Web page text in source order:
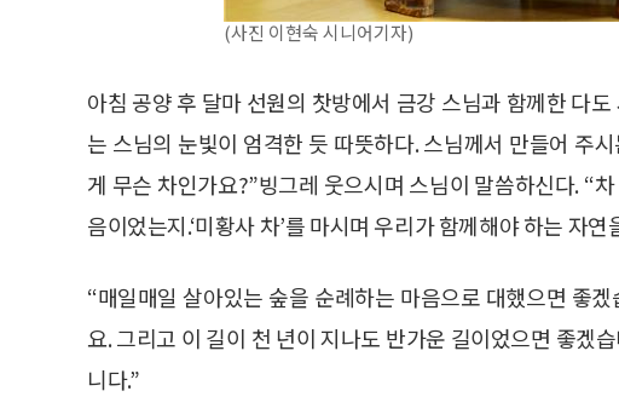
(사진 이현숙 시니어기자)
아침 공양 후 달마 선원의 찻방에서 금강 스님과 함께한 다
는 스님의 눈빛이 엄격한 듯 따뜻하다. 스님께서 만들어 주
게 무슨 차인가요?”빙그레 웃으시며 스님이 말씀하신다. “
음이었는지.‘미황사 차’를 마시며 우리가 함께해야 하는 자
“매일매일 살아있는 숲을 순례하는 마음으로 대했으면 좋
요. 그리고 이 길이 천 년이 지나도 반가운 길이었으면 좋겠
니다.”